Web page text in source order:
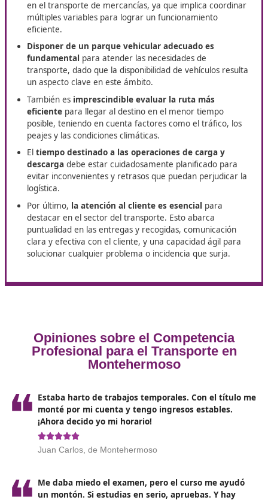
correctamente resuelto otorga 50 puntos, mientras
cada error resta 1/3 del valor de una respuesta
Los supuestos prácticos estarán adaptados según la
modalidad por la que se desee certificar:
- Transporte de mercancías, tanto nacional como
internacional.
- Transporte de viajeros, tanto nacional como
internacional.
Paraaprobar el examen,será necesario obtener al
100 puntos en cada una de las dos partes y alcanzar
de la puntuación total entre ambas pruebas. El tiempo
asignado para completar cada prueba será de 2 horas.
transportista?
normativay las regulaciones aplicables, además de
garantizar que los vehículos estén en óptimas
y ofrecer una atención al cliente de calidad.
en el transporte de mercancías, ya que implica
múltiples variables para lograr un funcionamiento
eficiente.
Disponer de un parque vehicular adecuado es
un aspecto clave en este ámbito.